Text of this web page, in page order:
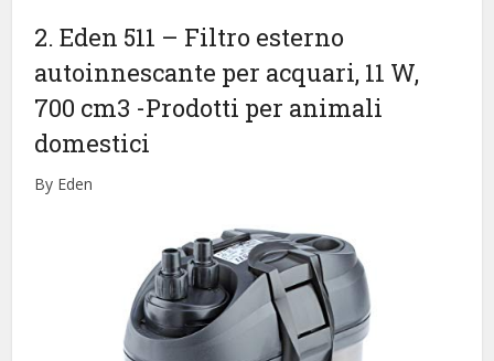
2. Eden 511 – Filtro esterno
autoinnescante per acquari, 11 W,
700 cm3 -Prodotti per animali
domestici
By Eden